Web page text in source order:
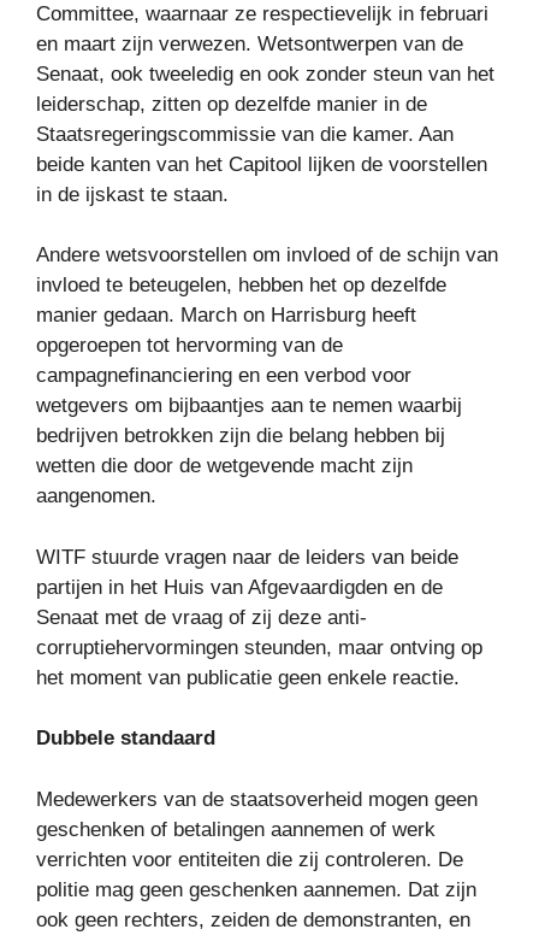
Committee, waarnaar ze respectievelijk in februari
en maart zijn verwezen. Wetsontwerpen van de
Senaat, ook tweeledig en ook zonder steun van het
leiderschap, zitten op dezelfde manier in de
Staatsregeringscommissie van die kamer. Aan
beide kanten van het Capitool lijken de voorstellen
in de ijskast te staan.
Andere wetsvoorstellen om invloed of de schijn van
invloed te beteugelen, hebben het op dezelfde
manier gedaan. March on Harrisburg heeft
opgeroepen tot hervorming van de
campagnefinanciering en een verbod voor
wetgevers om bijbaantjes aan te nemen waarbij
bedrijven betrokken zijn die belang hebben bij
wetten die door de wetgevende macht zijn
aangenomen.
WITF stuurde vragen naar de leiders van beide
partijen in het Huis van Afgevaardigden en de
Senaat met de vraag of zij deze anti-
corruptiehervormingen steunden, maar ontving op
het moment van publicatie geen enkele reactie.
Dubbele standaard
Medewerkers van de staatsoverheid mogen geen
geschenken of betalingen aannemen of werk
verrichten voor entiteiten die zij controleren. De
politie mag geen geschenken aannemen. Dat zijn
ook geen rechters, zeiden de demonstranten, en